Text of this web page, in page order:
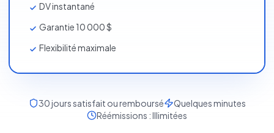
DV instantané
Garantie 10 000 $
Flexibilité maximale
30jours satisfait ou remboursé
Quelques minutes
Réémissions :Illimitées